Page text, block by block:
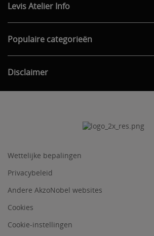
Levis Atelier Info
Populaire categorieën
Disclaimer
Wettelijke bepalingen
Privacybeleid
Andere AkzoNobel websites
Cookies
Cookie-instellingen